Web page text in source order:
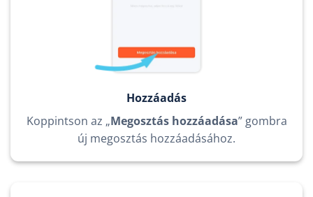
Hozzáadás
Koppintson az „Megosztás hozzáadása” gombra
új megosztás hozzáadásához.